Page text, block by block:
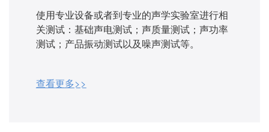
使用专业设备或者到专业的声学实验室进行相
关测试：基础声电测试；声质量测试；声功率
测试；产品振动测试以及噪声测试等。
查看更多>>